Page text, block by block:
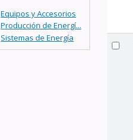
Equipos y Accesorios
Producción de Energí...
Sistemas de Energía